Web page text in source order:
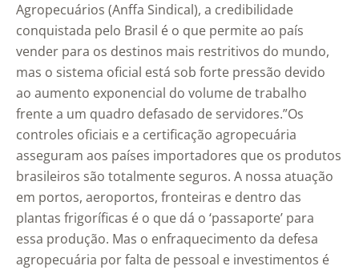
Agropecuários (Anffa Sindical), a credibilidade
conquistada pelo Brasil é o que permite ao país
vender para os destinos mais restritivos do mundo,
mas o sistema oficial está sob forte pressão devido
ao aumento exponencial do volume de trabalho
frente a um quadro defasado de servidores.”Os
controles oficiais e a certificação agropecuária
asseguram aos países importadores que os produtos
brasileiros são totalmente seguros. A nossa atuação
em portos, aeroportos, fronteiras e dentro das
plantas frigoríficas é o que dá o ‘passaporte’ para
essa produção. Mas o enfraquecimento da defesa
agropecuária por falta de pessoal e investimentos é